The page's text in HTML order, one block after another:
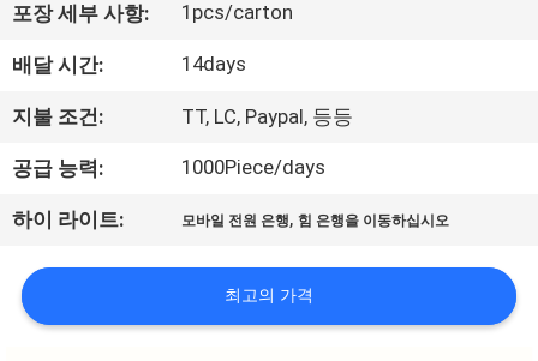
소
개
공
장
학
포장 세부 사항: 1pcs/carton
배달 시간: 14days
지불 조건: TT, LC, Paypal, 등등
공급 능력: 1000Piece/days
하이 라이트: 모바일 전원 은행,힘 은행을 이동하십시오
최고의 가격